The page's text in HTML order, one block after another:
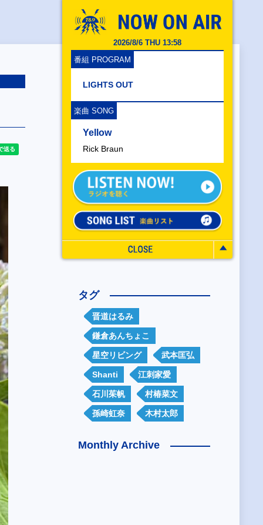
2026/8/6 THU 13:58
番組 PROGRAM
LIGHTS OUT
楽曲 SONG
Yellow
Rick Braun
タグ
晋道はるみ
鎌倉あんちょこ
星空リビング 武本匡弘
Shanti 江刺家愛
石川茱帆 村椿菜文
孫崎虹奈 木村太郎
Monthly Archive